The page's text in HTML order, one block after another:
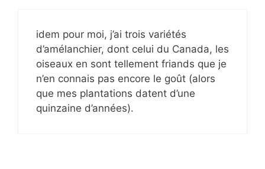
idem pour moi, j’ai trois variétés
d’amélanchier, dont celui du Canada, les
oiseaux en sont tellement friands que je
n’en connais pas encore le goût (alors
que mes plantations datent d’une
quinzaine d’années).